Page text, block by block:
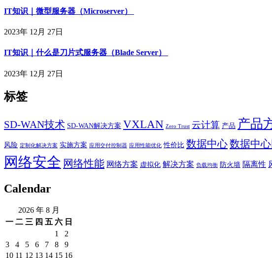
IT知识｜微型服务器（Microserver）
2023年 12月 27日
IT知识｜什么是刀片式服务器（Blade Server）
2023年 12月 27日
标签
SD-WAN技术 SD-WAN解决方案 VXLAN Zero Trust 云计算 产品 产品
风险 定制化解决方案 实施方案 应用交付控制器 应用性能优化 性价比 数据中心数据中
网络安全 网络性能 网络方案 虚拟化 解决方案 负载均衡 防火墙 隔离性
Calendar
2026 年 8 月
一 二 三 四 五 六 日
1
2
3
4 5 6 7 8
9
10 11 12 13 14 15 16